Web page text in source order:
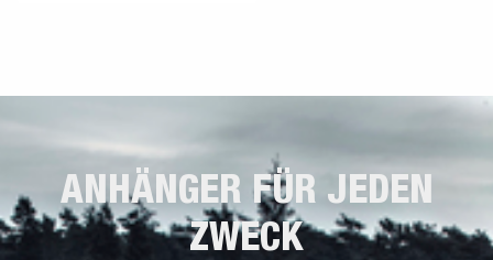
ANHÄNGER FÜR JEDEN
ZWECK